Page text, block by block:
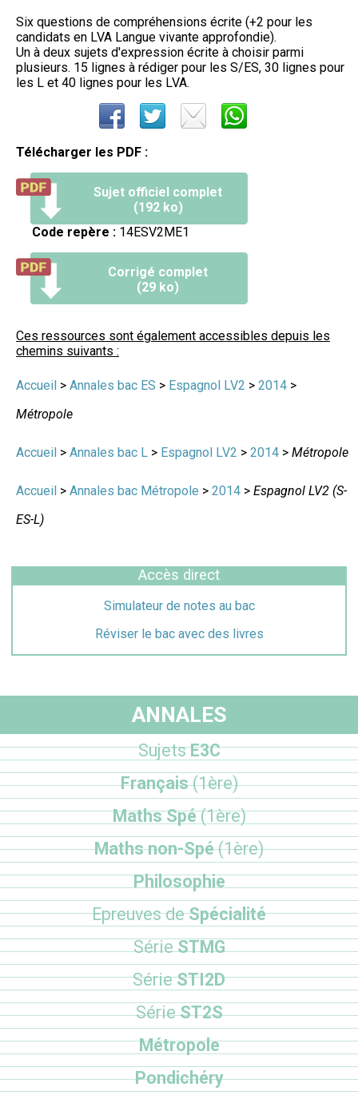
Six questions de compréhensions écrite (+2 pour les
candidats en LVA Langue vivante approfondie).
Un à deux sujets d'expression écrite à choisir parmi
plusieurs. 15 lignes à rédiger pour les S/ES, 30 lignes pour
les L et 40 lignes pour les LVA.
Télécharger les PDF :
Sujet officiel complet
(192 ko)
Code repère : 14ESV2ME1
Corrigé complet
(29 ko)
Ces ressources sont également accessibles depuis les
chemins suivants :
Accueil > Annales bac ES > Espagnol LV2 > 2014 >
Métropole
Accueil > Annales bac L > Espagnol LV2 > 2014 > Métropole
Accueil > Annales bac Métropole > 2014 > Espagnol LV2 (S-
ES-L)
Accès direct
Simulateur de notes au bac
Réviser le bac avec des livres
ANNALES
SujetsE3C
Français(1ère)
Maths Spé(1ère)
Maths non-Spé(1ère)
Philosophie
Epreuves deSpécialité
SérieSTMG
SérieSTI2D
SérieST2S
Métropole
Pondichéry